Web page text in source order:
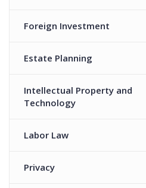
Foreign Investment
Estate Planning
Intellectual Property and
Technology
Labor Law
Privacy